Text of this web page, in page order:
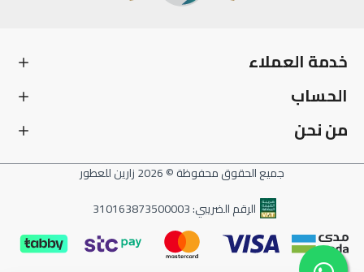
خدمة العملاء
الحساب
من نحن
جميع الحقوق محفوظة © 2026 زارين للعطور
الرقم الضريبي: 310163873500003